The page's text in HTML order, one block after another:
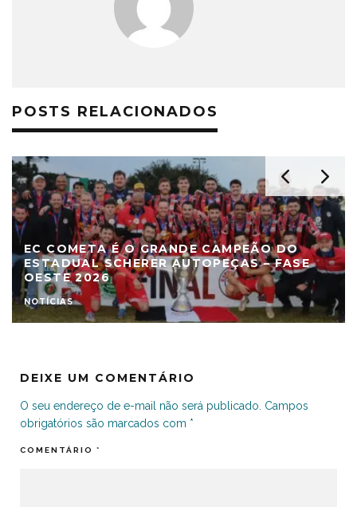
POSTS RELACIONADOS
EC COMETA É O GRANDE CAMPEÃO DO
ESTADUAL SCHERER AUTOPEÇAS – FASE
OESTE 2026
NOTÍCIAS
DEIXE UM COMENTÁRIO
O seu endereço de e-mail não será publicado. Campos
obrigatórios são marcados com *
COMENTÁRIO *